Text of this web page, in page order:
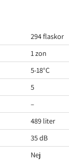
294 flaskor
1 zon
5-18°C
5
–
489 liter
35 dB
Nej